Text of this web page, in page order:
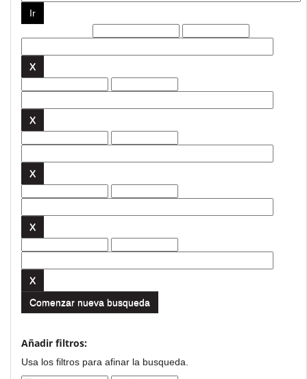
Comenzar nueva busqueda
Añadir filtros:
Usa los filtros para afinar la busqueda.